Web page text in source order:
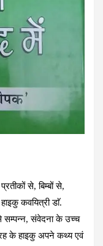
से, बिम्बों से,
कवयित्री डाॅ.
सम्पन्न, संवेदना के उच्च
के हाइकु अपने कथ्य एवं